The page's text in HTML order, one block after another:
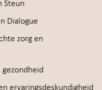
Steun
Dialogue
zorg en
ervaringsdeskundigheid